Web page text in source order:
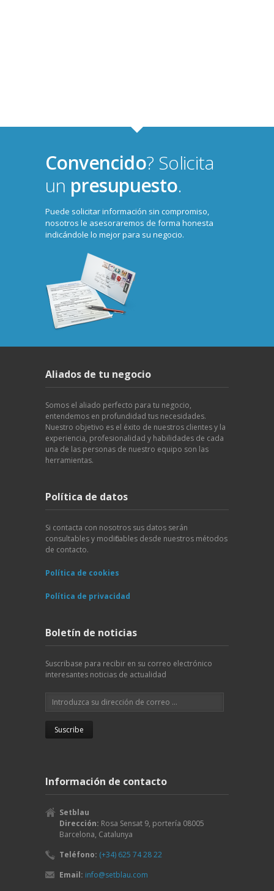
Convencido? Solicita
un presupuesto.
Puede solicitar información sin compromiso,
nosotros le asesoraremos de forma honesta
indicándole lo mejor para su negocio.
Aliados de tu negocio
Somos el aliado perfecto para tu negocio,
entendemos en profundidad tus necesidades.
Nuestro objetivo es el éxito de nuestros clientes y la
experiencia, profesionalidad y habilidades de cada
una de las personas de nuestro equipo son las
herramientas.
Política de datos
Si contacta con nosotros sus datos serán
consultables y modificables desde nuestros métodos
de contacto.
Política de cookies
Política de privacidad
Boletín de noticias
Suscribase para recibir en su correo electrónico
interesantes noticias de actualidad
Información de contacto
Setblau
Dirección: Rosa Sensat 9, portería 08005
Barcelona, Catalunya
Teléfono: (+34) 625 74 28 22
Email: info@setblau.com